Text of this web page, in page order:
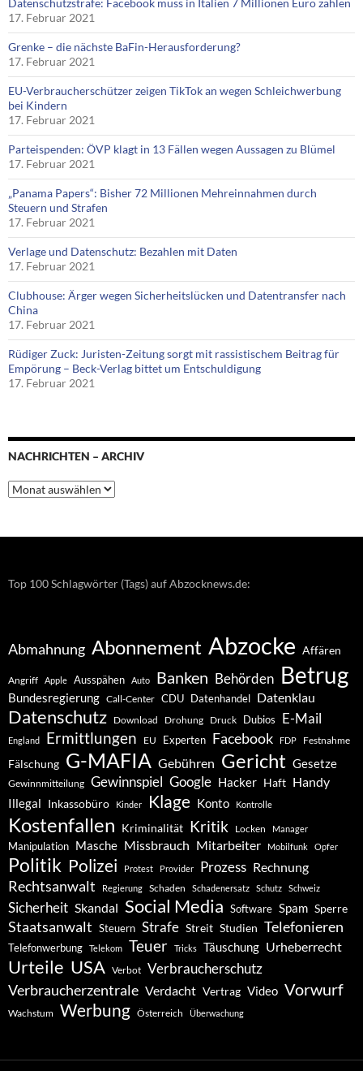
Datenschutzstrafe: Facebook muss in Italien 7 Millionen Euro zahlen
17. Februar 2021
Grenke – die nächste BaFin-Herausforderung?
17. Februar 2021
EU-Verbraucherschützer zeigen TikTok an wegen Schleichwerbung
bei Kindern
17. Februar 2021
Parteispenden: ÖVP klagt in 13 Fällen wegen Aussagen zu Blümel
17. Februar 2021
„Panama Papers“: Bisher 72 Millionen Mehreinnahmen durch
Steuern und Strafen
17. Februar 2021
Verlage und Datenschutz: Bezahlen mit Daten
17. Februar 2021
Clubhouse: Ärger wegen Sicherheitslücken und Datentransfer nach
China
17. Februar 2021
Rüdiger Zuck: Juristen-Zeitung sorgt mit rassistischem Beitrag für
Empörung – Beck-Verlag bittet um Entschuldigung
17. Februar 2021
NACHRICHTEN – ARCHIV
Nachrichten
–
Top 100 Schlagwörter (Tags) auf Abzocknews.de:
Abmahnung Abonnement Abzocke Affären
Angriff Apple Ausspähen Auto Banken Behörden Betrug
Bundesregierung Call-Center CDU Datenhandel Datenklau
Datenschutz Download Drohung Druck Dubios E-Mail
England Ermittlungen EU Experten Facebook FDP Festnahme
Fälschung G-MAFIA Gebühren Gericht Gesetze
Gewinnmitteilung Gewinnspiel Google Hacker Haft Handy
Illegal Inkassobüro Kinder Klage Konto Kontrolle
Kostenfallen Kriminalität Kritik Locken Manager
Manipulation Masche Missbrauch Mitarbeiter Mobilfunk Opfer
Politik Polizei Protest Provider Prozess Rechnung
Rechtsanwalt Regierung Schaden Schadenersatz Schutz Schweiz
Sicherheit Skandal Social Media Software Spam Sperre
Staatsanwalt Steuern Strafe Streit Studien Telefonieren
Telefonwerbung Telekom Teuer Tricks Täuschung Urheberrecht
Urteile USA Verbot Verbraucherschutz
Verbraucherzentrale Verdacht Vertrag Video Vorwurf
Wachstum Werbung Österreich Überwachung